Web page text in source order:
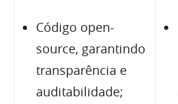
Código open-
source, garantindo
transparência e
auditabilidade;